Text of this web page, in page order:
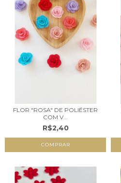
FLOR "ROSA" DE POLIÉSTER
COM V...
R$2,40
COMPRAR